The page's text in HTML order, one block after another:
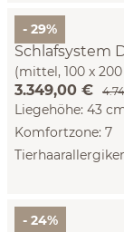
- 29%
Schlafsystem
(mittel, 100 x
3.349,00 €
Liegehöhe: 43
Komfortzone: 7
- 24%